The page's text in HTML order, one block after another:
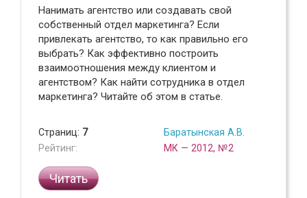
Нанимать агентство или создавать свой
собственный отдел маркетинга? Если
привлекать агентство, то как правильно его
выбрать? Как эффективно построить
взаимоотношения между клиентом и
агентством? Как найти сотрудника в отдел
маркетинга? Читайте об этом в статье.
Страниц: 7
Рейтинг:
Баратынская А.В.
МК — 2012, №2
Читать